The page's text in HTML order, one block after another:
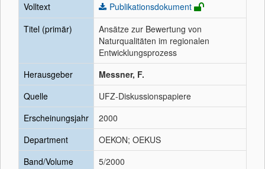
Volltext
Publikationsdokument
Titel (primär)
Ansätze zur Bewertung von
Naturqualitäten im regionalen
Entwicklungsprozess
Herausgeber
Messner, F.
Quelle
UFZ-Diskussionspapiere
Erscheinungsjahr
2000
Department
OEKON; OEKUS
Band/Volume
5/2000